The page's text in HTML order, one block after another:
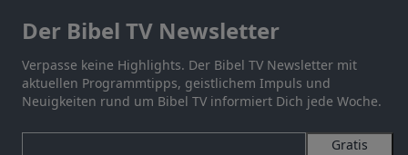
Der Bibel TV Newsletter
Verpasse keine Highlights. Der Bibel TV Newsletter mit
aktuellen Programmtipps, geistlichem Impuls und
Neuigkeiten rund um Bibel TV informiert Dich jede Woche.
Gratis